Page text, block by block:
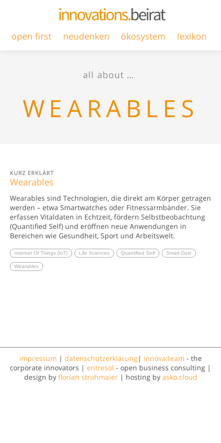
open first neudenken ökosystem lexikon
all about …
WEARABLES
KURZ ERKLÄRT
Wearables
Wearables sind Technologien, die direkt am Körper getragen
werden – etwa Smartwatches oder Fitnessarmbänder. Sie
erfassen Vitaldaten in Echtzeit, fördern Selbstbeobachtung
(Quantified Self) und eröffnen neue Anwendungen in
Bereichen wie Gesundheit, Sport und Arbeitswelt.
Internet Of Things (IoT) Life Sciences Quantified Self Smart Dust
Wearables
impressum | datenschutzerklärung| innova:team - the
corporate innovators | entresol - open business consulting |
design by florian strohmaier| hosting by asko.cloud